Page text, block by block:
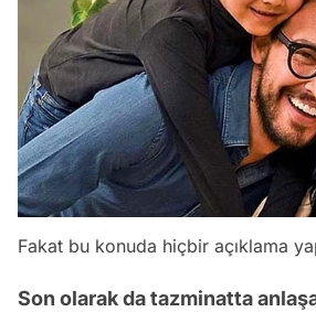
Fakat bu konuda hiçbir açıklama
Son olarak da tazminatta